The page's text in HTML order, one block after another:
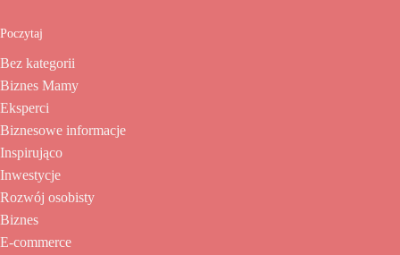
Poczytaj
Bez kategorii
Biznes Mamy
Eksperci
Biznesowe informacje
Inspirująco
Inwestycje
Rozwój osobisty
Biznes
E-commerce